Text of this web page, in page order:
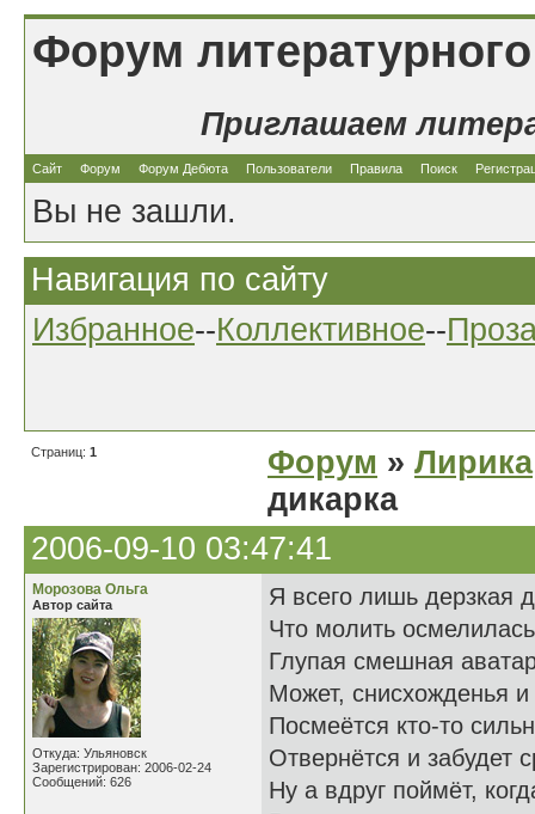
Форум
Приглашаем
Сайт Форум Форум Дебюта Пользователи Правила Поиск
Вы не зашли.
Навигация по сайту
Избранное--Коллективное--
Страниц: 1 Форум » Лирика
дикарка
2006-09-10 03:47:41
Морозова Ольга
Автор сайта
Откуда: Ульяновск
Зарегистрирован: 2006-02-24
Сообщений: 626
Я всего лишь дерзкая
Что молить
Глупая смешная
Может, снисхожденья
Посмеётся кто-то
Отвернётся и забудет
Ну а вдруг поймёт,